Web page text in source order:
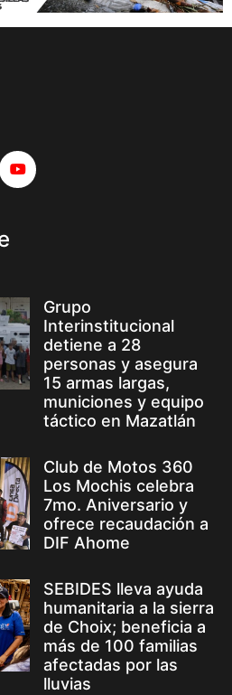
Grupo
Interinstitucional
detiene a 28
personas y asegura
15 armas largas,
municiones y equipo
táctico en Mazatlán
Club de Motos 360
Los Mochis celebra
7mo. Aniversario y
ofrece recaudación a
DIF Ahome
SEBIDES lleva ayuda
humanitaria a la sierra
de Choix; beneficia a
más de 100 familias
afectadas por las
lluvias